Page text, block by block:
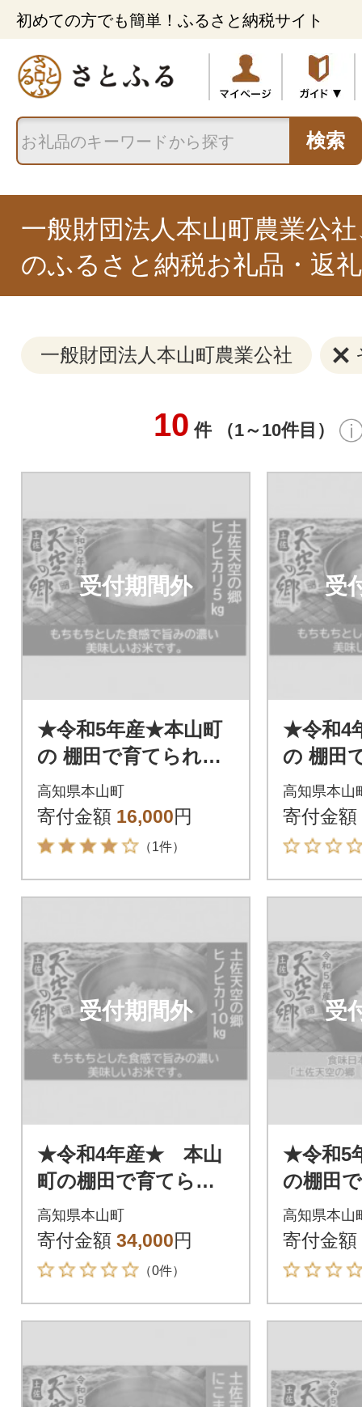
初めての方でも簡単！ふるさと納税サイト
検索
一般財団法人本山町農業公
のふるさと納税お礼品・返
一般財団法人本山町農業公社
10 件 （1～10件目）
受付期間外
★令和5年産★本山町
の 棚田で育てられた
土佐天空の郷 ヒノヒ
カリ 5kg
高知県本山町
寄付金額 16,000円
（1件）
受
★令和4
の 棚田
土佐天
カリ
高知県本山
寄付金額
受付期間外
★令和4年産★ 本山
町の棚田で育てられ
た 土佐天空の郷 ヒ
ノヒカリ10kg
高知県本山町
寄付金額 34,000円
（0件）
受
★令和5
の棚田
た 土
こまる
高知県本山
寄付金額